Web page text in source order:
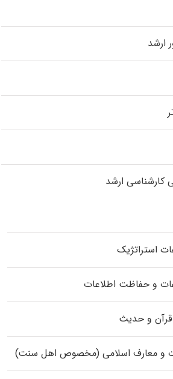
ارشد
کارشناسی ارشد
استراتژیک
و حفاظت اطلاعات
قرآن و حدیث
و معارف اسلامی (مخصوص اهل سنت)